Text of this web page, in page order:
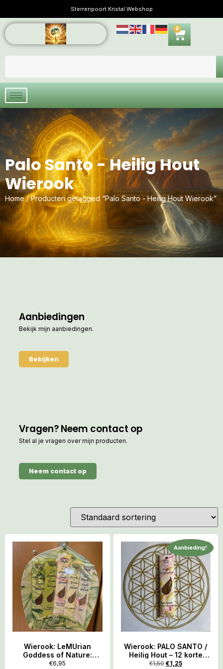
Sterrenpoort Kristal Webshop
0
Palo Santo - Heilig Hout
Wierook
Home/ Producten getagged “Palo Santo - Heilig Hout Wierook”
Aanbiedingen
Bekijk mijn aanbiedingen.
Bekijken
Vragen? Neem contact op
Stel al je vragen over mijn producten.
Neem contact op
Wierook: LeMUrian
Goddess of Nature:
Moeder’s
€6,95
Aanbieding!
Wierook: PALO SANTO /
Heilig Hout – 12 korte
Ingewijde Stokjes
€1,50 €1,25